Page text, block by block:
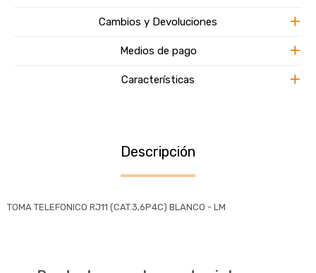
Cambios y Devoluciones
Medios de pago
Características
Descripción
TOMA TELEFONICO RJ11 (CAT.3,6P4C) BLANCO - LM